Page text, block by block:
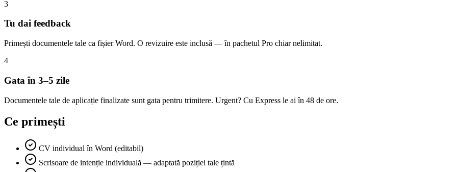
3
Tu dai feedback
Primești documentele tale ca fișier Word. O revizuire este inclusă — în pachetul Pro chiar nelimitat.
4
Gata în 3–5 zile
Documentele tale de aplicație finalizate sunt gata pentru trimitere. Urgent? Cu Express le ai în 48 de ore.
Ce primești
CV individual în Word (editabil)
Scrisoare de intenție individuală — adaptată poziției tale țintă